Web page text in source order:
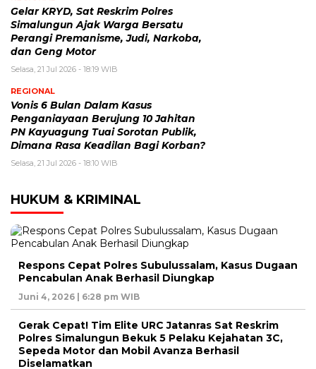
Gelar KRYD, Sat Reskrim Polres
Simalungun Ajak Warga Bersatu
Perangi Premanisme, Judi, Narkoba,
dan Geng Motor
Selasa, 21 Jul 2026 - 18:19 WIB
REGIONAL
Vonis 6 Bulan Dalam Kasus
Penganiayaan Berujung 10 Jahitan
PN Kayuagung Tuai Sorotan Publik,
Dimana Rasa Keadilan Bagi Korban?
Selasa, 21 Jul 2026 - 18:10 WIB
HUKUM & KRIMINAL
Respons Cepat Polres Subulussalam, Kasus Dugaan
Pencabulan Anak Berhasil Diungkap
Juni 4, 2026 | 6:28 pm WIB
Gerak Cepat! Tim Elite URC Jatanras Sat Reskrim
Polres Simalungun Bekuk 5 Pelaku Kejahatan 3C,
Sepeda Motor dan Mobil Avanza Berhasil
Diselamatkan